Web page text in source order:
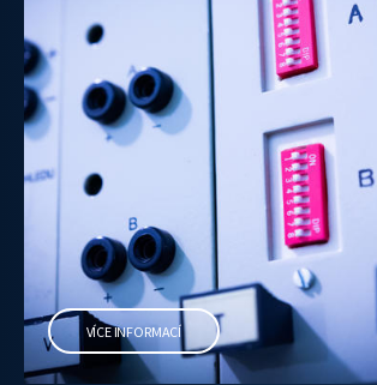
VÍCE INFORMACÍ